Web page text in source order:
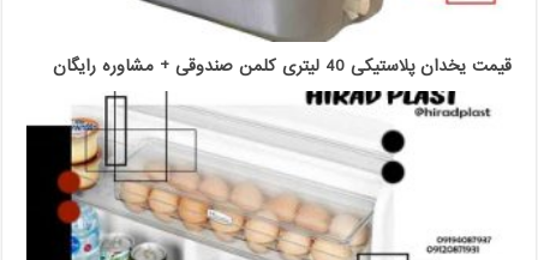
قیمت یخدان پلاستیکی 40 لیتری کلمن صندوقی + مشاوره رایگان